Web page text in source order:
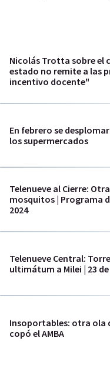
Nicolás Trotta sobre el
estado no remite a las
incentivo docente"
En febrero se
los supermercados
Telenueve al Cierre:
mosquitos | Programa
2024
Telenueve Central:
ultimátum a Milei | 23
Insoportables: otra ola
copó el AMBA